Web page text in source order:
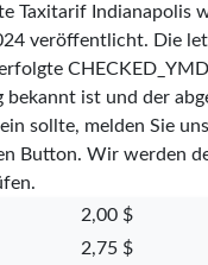
Taxitarif Indianapolis
veröffentlicht. Die
CHECKED_YMD
bekannt ist und der
sollte, melden Sie
Button. Wir werden
2,00 $
2,75 $